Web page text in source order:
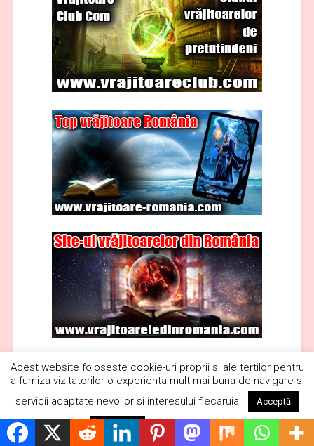
Acest website foloseste cookie-uri proprii si ale tertilor pentru
a furniza vizitatorilor o experienta mult mai buna de navigare si
servicii adaptate nevoilor si interesului fiecaruia.
Acceptă
Respinge Citește mai mult